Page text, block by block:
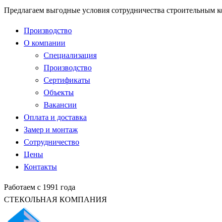
Предлагаем выгодные условия сотрудничества строительным
Производство
О компании
Специализация
Производство
Сертификаты
Объекты
Вакансии
Оплата и доставка
Замер и монтаж
Сотрудничество
Цены
Контакты
Работаем с 1991 года
СТЕКОЛЬНАЯ КОМПАНИЯ